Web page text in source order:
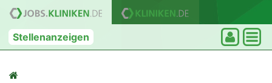
Stellenanzeigen